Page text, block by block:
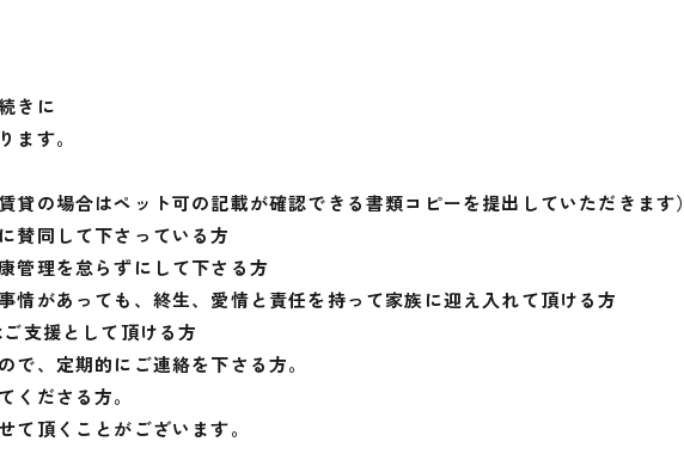
きに
ます。
の場合はペット可の記載が確認できる書類コピーを提出していただきます）
賛同して下さっている方
管理を怠らずにして下さる方
があっても、終生、愛情と責任を持って家族に迎え入れて頂ける方
支援として頂ける方
、定期的にご連絡を下さる方。
ださる方。
て頂くことがございます。